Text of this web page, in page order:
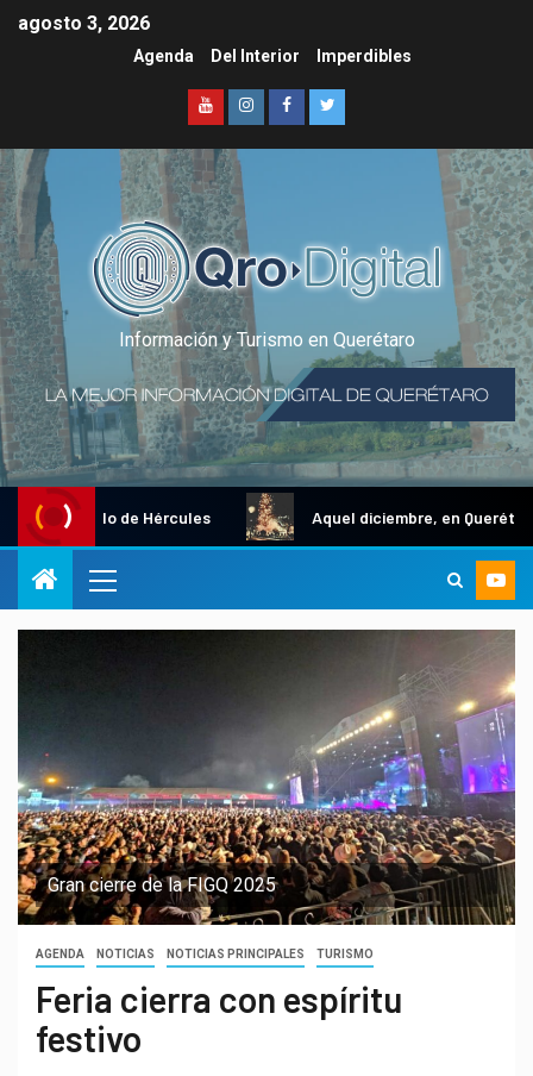
agosto 3, 2026
Agenda Del Interior Imperdibles
Información y Turismo en Querétaro
Gallo de Hércules Aquel diciembre, en Querétaro
Gran cierre de la FIGQ 2025
AGENDA NOTICIAS NOTICIAS PRINCIPALES TURISMO
Feria cierra con espíritu
festivo